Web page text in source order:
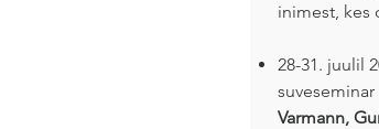
inimest, kes
28-31. juulil
Varmann,